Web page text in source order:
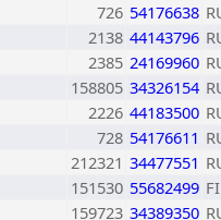
726 54176638
2138 44143796
2385 24169960
158805 34326154
2226 44183500
728 54176611
212321 34477551
151530 55682499
159723 34389350